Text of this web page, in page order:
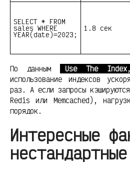
SELECT * FROM
sales WHERE
YEAR(date)=2023;
1.8 сек
По данным Use The
использование индексов
раз. А если запросы
Redis или Memcached),
порядок.
Интересные